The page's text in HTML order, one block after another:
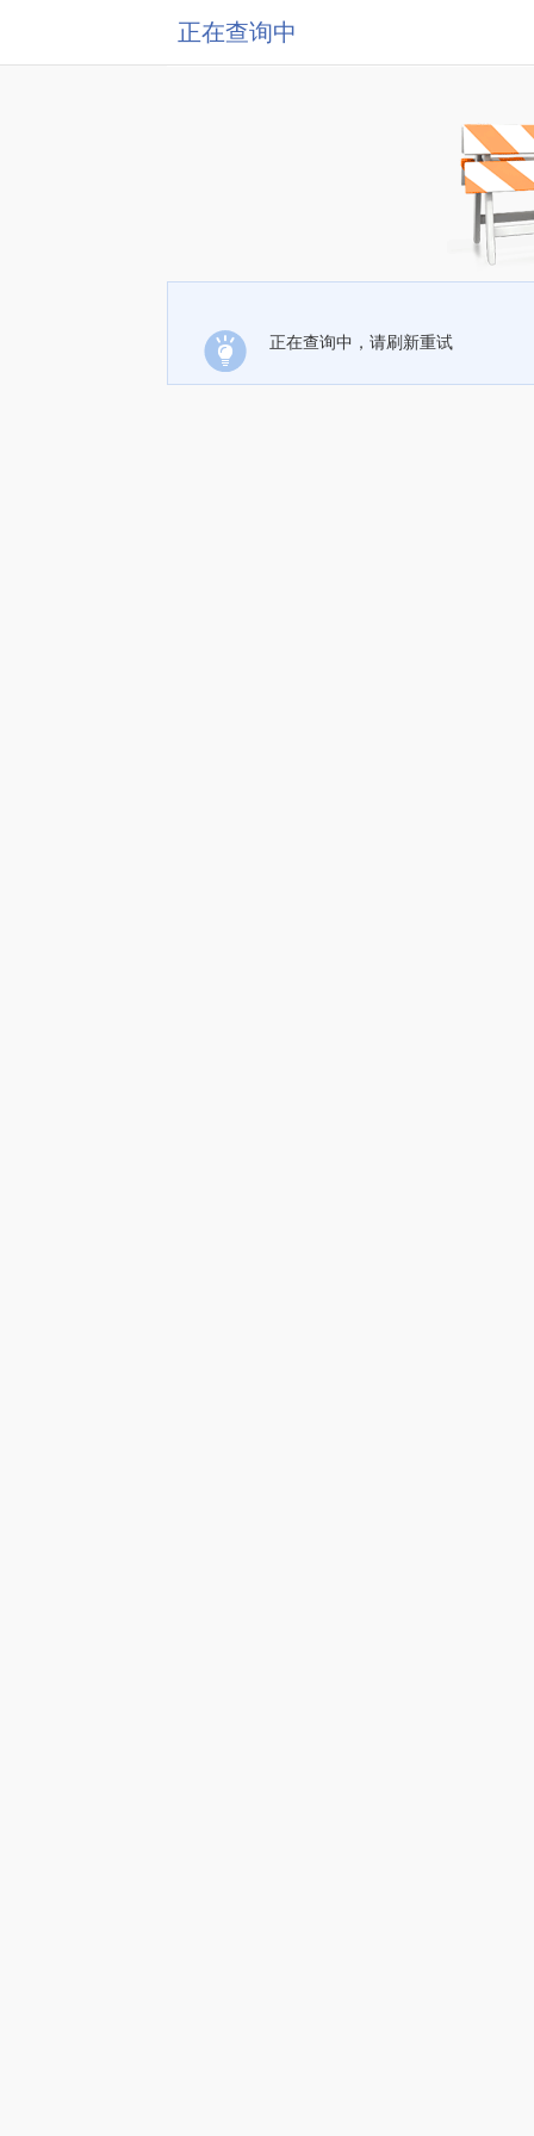
正在查询中
正在查询中，请刷新重试